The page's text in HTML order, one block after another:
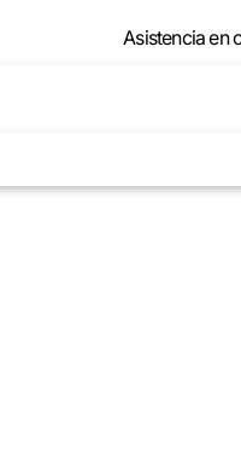
Asistencia en